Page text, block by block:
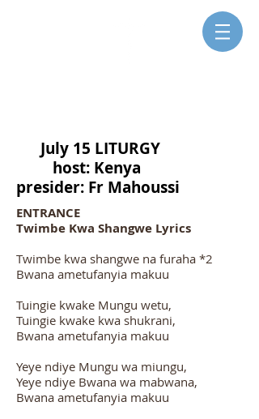
July 15 LITURGY
host: Kenya
presider: Fr Mahoussi
ENTRANCE
Twimbe Kwa Shangwe Lyrics
Twimbe kwa shangwe na furaha *2
Bwana ametufanyia makuu
Tuingie kwake Mungu wetu,
Tuingie kwake kwa shukrani,
Bwana ametufanyia makuu
Yeye ndiye Mungu wa miungu,
Yeye ndiye Bwana wa mabwana,
Bwana ametufanyia makuu